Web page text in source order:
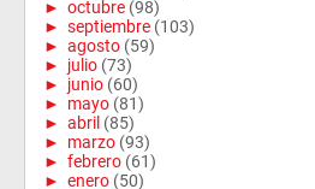
► octubre (98)
► septiembre (103)
► agosto (59)
► julio (73)
► junio (60)
► mayo (81)
► abril (85)
► marzo (93)
► febrero (61)
► enero (50)